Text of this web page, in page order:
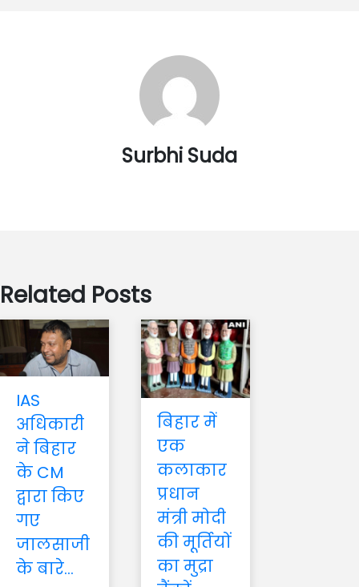
Surbhi Suda
Related Posts
IAS
अधिकारी
ने बिहार
के CM
द्वारा किए
गए
जालसाजी
के बारे...
बिहार में
एक
कलाकार
प्रधान
मंत्री मोदी
की मूर्तियों
का मुद्रा